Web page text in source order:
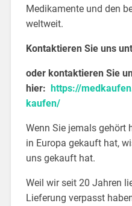
Medikamente und den
weltweit.
Kontaktieren Sie uns
oder kontaktieren Sie
hier: https://
kaufen/
Wenn Sie jemals gehört
in Europa gekauft hat,
uns gekauft hat.
Weil wir seit 20 Jahren
Lieferung verpasst